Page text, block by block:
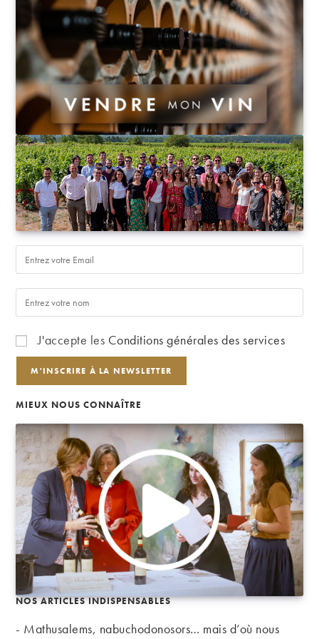
J'accepte les Conditions générales des services
MIEUX NOUS CONNAÎTRE
NOS ARTICLES INDISPENSABLES
- Mathusalems, nabuchodonosors… mais d’où nous